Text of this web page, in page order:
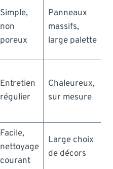
Simple,
non
poreux
Panneaux
massifs,
large palette
Entretien
régulier
Chaleureux,
sur mesure
Facile,
nettoyage
courant
Large choix
de décors